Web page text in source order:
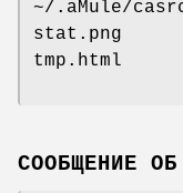
~/.aMule/
stat.png
tmp.html
СООБЩЕНИЕ